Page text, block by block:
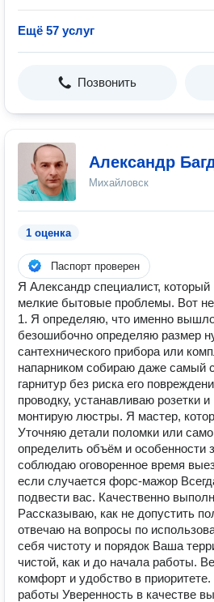
Ещё 57 услуг
Позвонить
Александр
Михайловск
1 оценка
Паспорт проверен
Я Александр специалист, который
мелкие бытовые проблемы. Вот
1. Я определяю, что именно
безошибочно определяю размер
сантехнического прибора или
напарником собираю даже самый
гарнитур без риска его
проводку, устанавливаю розетки
монтирую люстры. Я мастер,
Уточняю детали поломки или
определить объём и особенности
соблюдаю оговоренное время
если случается форс-мажор
подвести вас. Качественно
Рассказываю, как не допустить
отвечаю на вопросы по
себя чистоту и порядок Ваша
чистой, как и до начала работы.
комфорт и удобство в
работы Уверенность в качестве